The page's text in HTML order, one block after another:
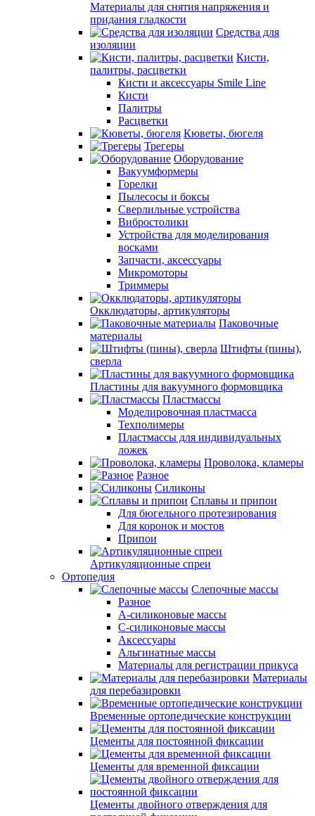
Материалы для снятия напряжения и
придания гладкости
Средства для
изоляции
Кисти,
палитры, расцветки
Кисти и аксессуары Smile Line
Кисти
Палитры
Расцветки
Кюветы, бюгеля
Трегеры
Оборудование
Вакуумформеры
Горелки
Пылесосы и боксы
Сверлильные устройства
Вибростолики
Устройства для моделирования
восками
Запчасти, аксессуары
Микромоторы
Триммеры
Окклюдаторы, артикуляторы
Паковочные
материалы
Штифты (пины),
сверла
Пластины для вакуумного формовщика
Пластмассы
Моделировочная пластмасса
Техполимеры
Пластмассы для индивидуальных
ложек
Проволока, кламеры
Разное
Силиконы
Сплавы и припои
Для бюгельного протезирования
Для коронок и мостов
Припои
Артикуляционные спреи
Ортопедия
Слепочные массы
Разное
А-силиконовые массы
С-силиконовые массы
Аксессуары
Альгинатные массы
Материалы для регистрации прикуса
Материалы
для перебазировки
Временные ортопедические конструкции
Цементы для постоянной фиксации
Цементы для временной фиксации
Цементы двойного отверждения для